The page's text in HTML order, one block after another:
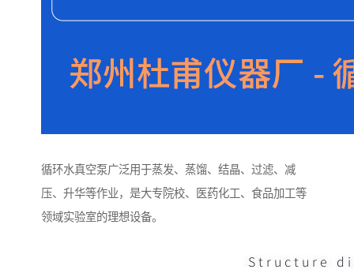
循环水真空泵广泛用于蒸发、蒸馏、结晶、过滤、减
压、升华等作业，是大专院校、医药化工、食品加工等
领域实验室的理想设备。